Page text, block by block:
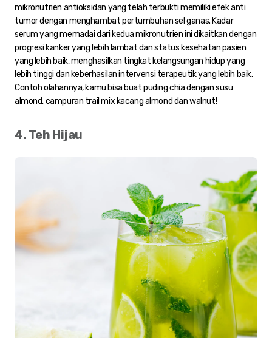
mikronutrien antioksidan yang telah terbukti memiliki efek anti
tumor dengan menghambat pertumbuhan sel ganas. Kadar
serum yang memadai dari kedua mikronutrien ini dikaitkan dengan
progresi kanker yang lebih lambat dan status kesehatan pasien
yang lebih baik, menghasilkan tingkat kelangsungan hidup yang
lebih tinggi dan keberhasilan intervensi terapeutik yang lebih baik.
Contoh olahannya, kamu bisa buat puding chia dengan susu
almond, campuran trail mix kacang almond dan walnut!
4. Teh Hijau